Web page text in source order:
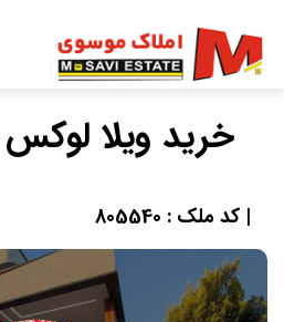
خرید ویلا لوکس ۴۵۰ متر بنا
| کد ملک : 805540